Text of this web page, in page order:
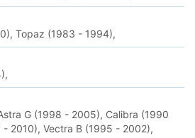
Topaz (1983 - 1994),
G (1998 - 2005), Calibra (1990
- 2010), Vectra B (1995 - 2002),